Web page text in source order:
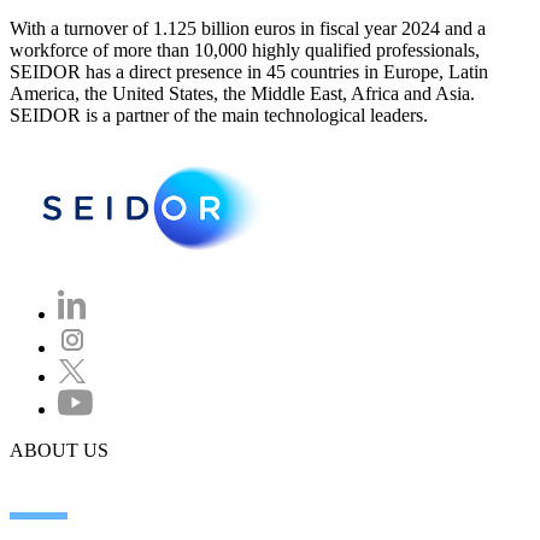
With a turnover of 1.125 billion euros in fiscal year 2024 and a
workforce of more than 10,000 highly qualified professionals,
SEIDOR has a direct presence in 45 countries in Europe, Latin
America, the United States, the Middle East, Africa and Asia.
SEIDOR is a partner of the main technological leaders.
ABOUT US